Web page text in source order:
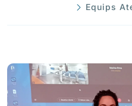
Equips